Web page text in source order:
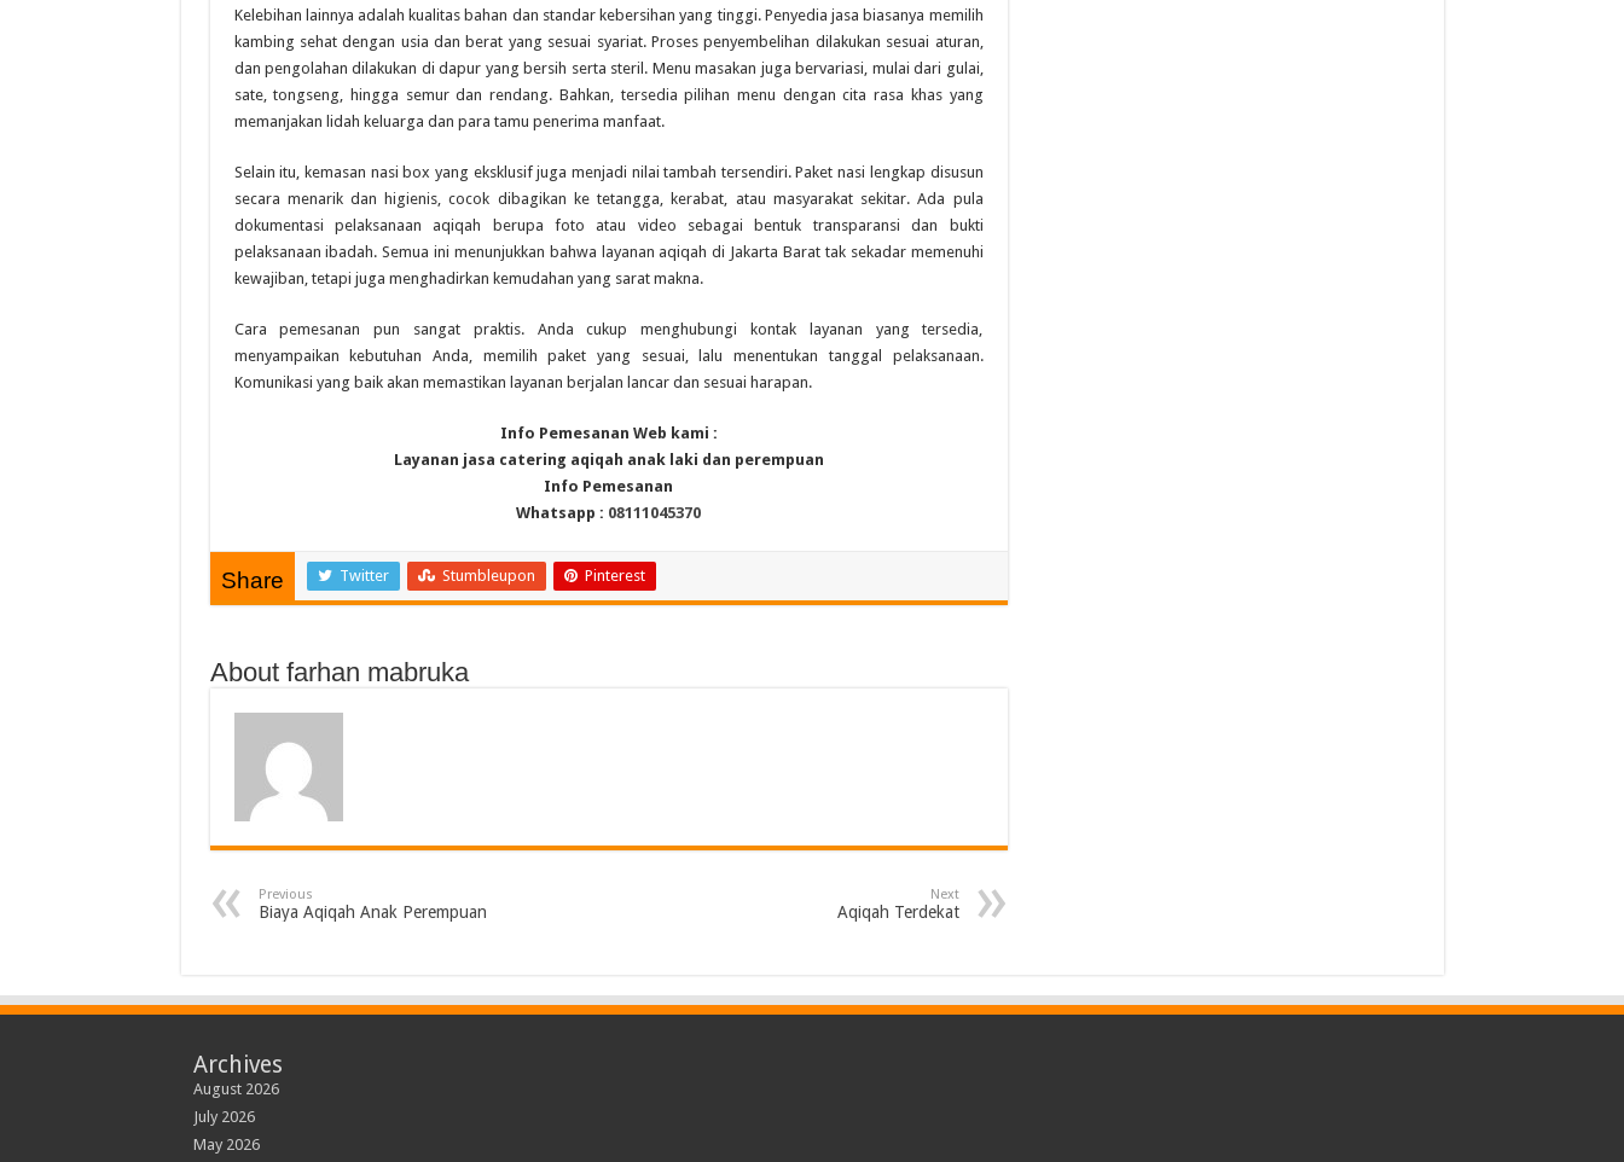
Kelebihan lainnya adalah kualitas bahan dan standar kebersihan yang tinggi. Penyedia jasa biasanya memilih
kambing sehat dengan usia dan berat yang sesuai syariat. Proses penyembelihan dilakukan sesuai aturan,
dan pengolahan dilakukan di dapur yang bersih serta steril. Menu masakan juga bervariasi, mulai dari gulai,
sate, tongseng, hingga semur dan rendang. Bahkan, tersedia pilihan menu dengan cita rasa khas yang
memanjakan lidah keluarga dan para tamu penerima manfaat.
Selain itu, kemasan nasi box yang eksklusif juga menjadi nilai tambah tersendiri. Paket nasi lengkap disusun
secara menarik dan higienis, cocok dibagikan ke tetangga, kerabat, atau masyarakat sekitar. Ada pula
dokumentasi pelaksanaan aqiqah berupa foto atau video sebagai bentuk transparansi dan bukti
pelaksanaan ibadah. Semua ini menunjukkan bahwa layanan aqiqah di Jakarta Barat tak sekadar memenuhi
kewajiban, tetapi juga menghadirkan kemudahan yang sarat makna.
Cara pemesanan pun sangat praktis. Anda cukup menghubungi kontak layanan yang tersedia,
menyampaikan kebutuhan Anda, memilih paket yang sesuai, lalu menentukan tanggal pelaksanaan.
Komunikasi yang baik akan memastikan layanan berjalan lancar dan sesuai harapan.
Info Pemesanan Web kami :
Layanan jasa catering aqiqah anak laki dan perempuan
Info Pemesanan
Whatsapp : 08111045370
Share Twitter Stumbleupon Pinterest
About farhan mabruka
Previous
Biaya Aqiqah Anak Perempuan
Next
Aqiqah Terdekat
Archives
August 2026
July 2026
May 2026